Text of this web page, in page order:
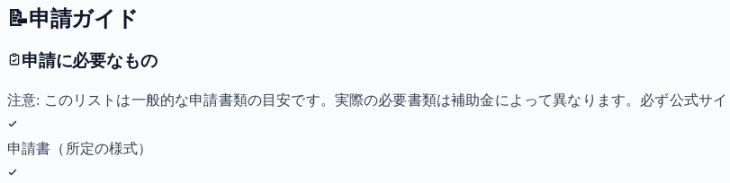
📝申請ガイド
申請に必要なもの
注意: このリストは一般的な申請書類の目安です。実際の必要書類は補助金によって異なります。必ず公式サイ
申請書（所定の様式）